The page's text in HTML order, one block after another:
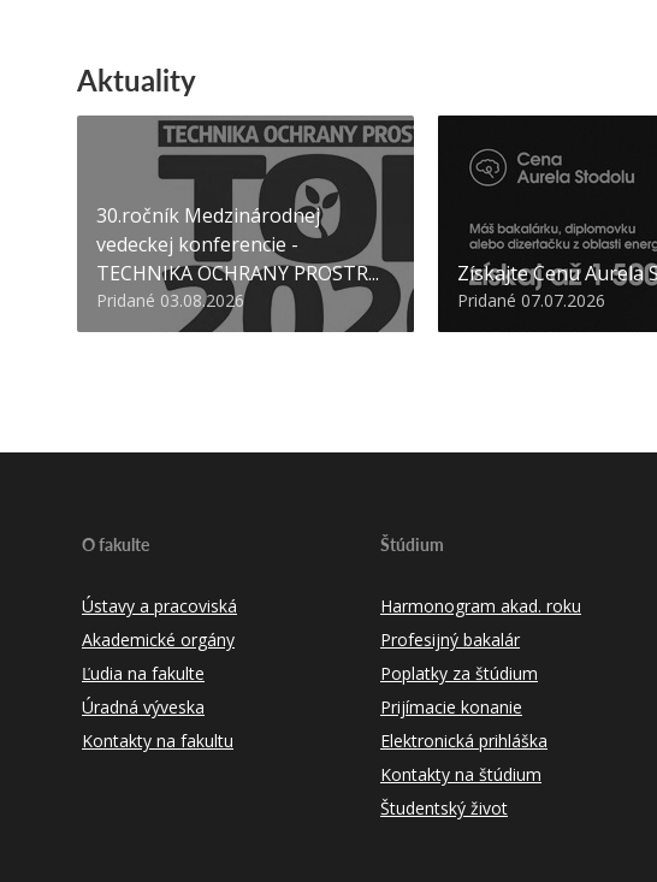
Aktuality
30.ročník Medzinárodnej
vedeckej konferencie -
TECHNIKA OCHRANY PROSTR...
Pridané 03.08.2026
Získajte Cenu Aurela
Pridané 07.07.2026
O fakulte
Ústavy a pracoviská
Akademické orgány
Ľudia na fakulte
Úradná výveska
Kontakty na fakultu
Štúdium
Harmonogram akad. roku
Profesijný bakalár
Poplatky za štúdium
Prijímacie konanie
Elektronická prihláška
Kontakty na štúdium
Študentský život